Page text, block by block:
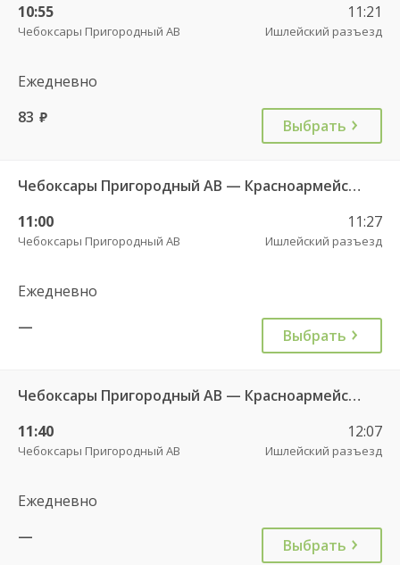
10:55
Чебоксары Пригородный АВ
11:21
Ишлейский разъезд
Ежедневно
83 руб. Выбрать
Чебоксары Пригородный АВ — Красноармейское с. ДКП 121
11:00
Чебоксары Пригородный АВ
11:27
Ишлейский разъезд
Ежедневно
—
Выбрать
Чебоксары Пригородный АВ — Красноармейское с. ДКП 121
11:40
Чебоксары Пригородный АВ
12:07
Ишлейский разъезд
Ежедневно
—
Выбрать